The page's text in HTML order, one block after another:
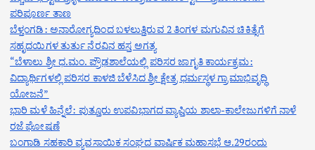
ಪರಿಪೂರ್ಣ ತಾಣ
ಬೆಳ್ತಂಗಡಿ: ಅನಾರೋಗ್ಯದಿಂದ ಬಳಲುತ್ತಿರುವ 2 ತಿಂಗಳ ಮಗುವಿನ ಚಿಕಿತ್ಸೆಗೆ
ಸಹೃದಯಿಗಳ ತುರ್ತು ನೆರವಿನ ಹಸ್ತ ಅಗತ್ಯ
“ಬೆಳಾಲು ಶ್ರೀ ಧ.ಮಂ. ಪ್ರೌಢಶಾಲೆಯಲ್ಲಿ ಪರಿಸರ ಜಾಗೃತಿ ಕಾರ್ಯಕ್ರಮ:
ವಿದ್ಯಾರ್ಥಿಗಳಲ್ಲಿ ಪರಿಸರ ಕಾಳಜಿ ಬೆಳೆಸಿದ ಶ್ರೀ ಕ್ಷೇತ್ರ ಧರ್ಮಸ್ಥಳ ಗ್ರಾಮಾಭಿವೃದ್ಧಿ
ಯೋಜನೆ”
ಭಾರಿ ಮಳೆ ಹಿನ್ನೆಲೆ: ಪುತ್ತೂರು ಉಪವಿಭಾಗದ ವ್ಯಾಪ್ತಿಯ ಶಾಲಾ-ಕಾಲೇಜುಗಳಿಗೆ ನಾಳೆ
ರಜೆ ಘೋಷಣೆ
ಬಂಗಾಡಿ ಸಹಕಾರಿ ವ್ಯವಸಾಯಿಕ ಸಂಘದ ವಾರ್ಷಿಕ ಮಹಾಸಭೆ ಆ.29ರಂದು